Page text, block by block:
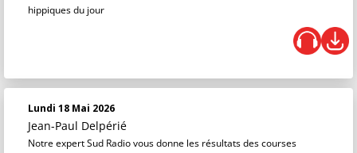
hippiques du jour
Lundi 18 Mai 2026
Jean-Paul Delpérié
Notre expert Sud Radio vous donne les résultats des courses